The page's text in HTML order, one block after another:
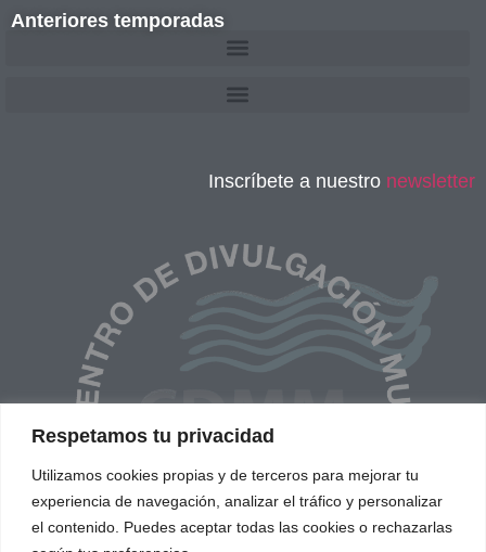
Respetamos tu privacidad
Utilizamos cookies propias y de terceros para mejorar tu
experiencia de navegación, analizar el tráfico y personalizar
el contenido. Puedes aceptar todas las cookies o rechazarlas
Anteriores temporadas
Inscríbete a nuestro newsletter